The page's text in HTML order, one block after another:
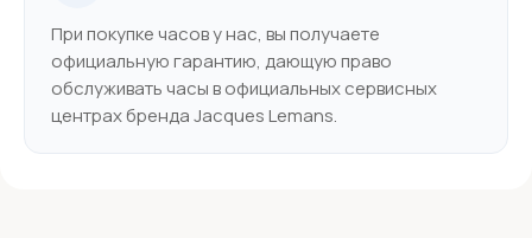
При покупке часов у нас, вы получаете
официальную гарантию, дающую право
обслуживать часы в официальных сервисных
центрах бренда Jacques Lemans.